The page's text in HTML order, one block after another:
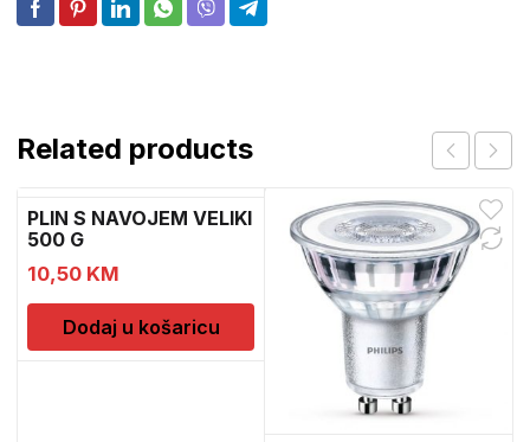
Related products
PLIN S NAVOJEM VELIKI
500 G
10,50 KM
Dodaj u košaricu